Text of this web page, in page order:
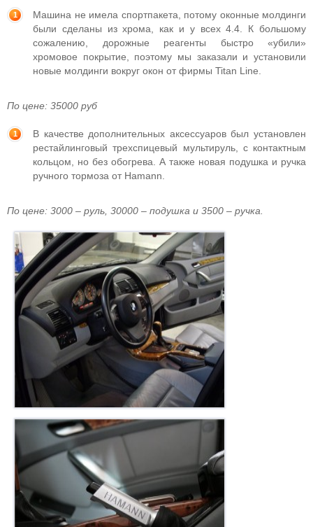
Машина не имела спортпакета, потому оконные молдинги
были сделаны из хрома, как и у всех 4.4. К большому
сожалению, дорожные реагенты быстро «убили»
хромовое покрытие, поэтому мы заказали и установили
новые молдинги вокруг окон от фирмы Titan Line.
По цене: 35000 руб
В качестве дополнительных аксессуаров был установлен
рестайлинговый трехспицевый мультируль, с контактным
кольцом, но без обогрева. А также новая подушка и ручка
ручного тормоза от Hamann.
По цене: 3000 – руль, 30000 – подушка и 3500 – ручка.